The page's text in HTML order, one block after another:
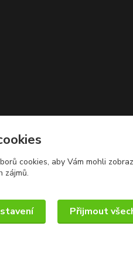
cookies, aby Vám mohli
zájmů.
Přijmout